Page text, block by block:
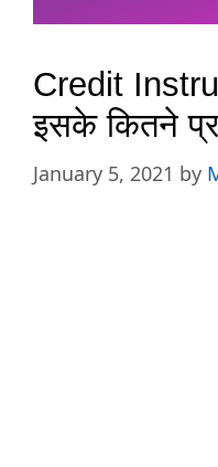
Credit
इसके कितने
January 5, 2021 by